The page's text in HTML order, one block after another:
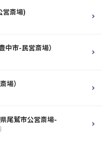
営斎場)
中市-民営斎場）
場）
尾鷲市公営斎場-